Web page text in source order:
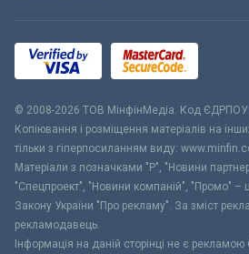
© 2008-2026 ТОВ МiнфiнМедiа. Код
Копіювання і розміщення матеріалів на
тільки з гіперпосиланням виду:
Матеріали з позначками "Р", "Новини
"Спецпроект", "Новини компаній", "Промо" –
Закону України "Про рекламу". За зміст
рекламодавець.
Інформація на даній сторінці не є рекламою